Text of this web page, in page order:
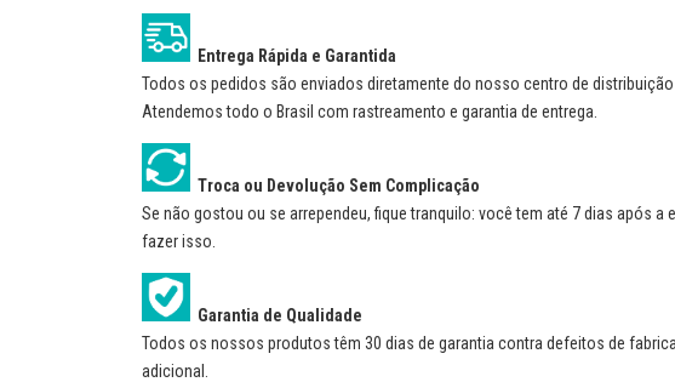
Entrega Rápida e Garantida
Todos os pedidos são enviados diretamente do nosso centro de
Atendemos todo o Brasil com rastreamento e garantia de entrega.
Troca ou Devolução Sem Complicação
Se não gostou ou se arrependeu, fique tranquilo: você tem até 7 dias após a
fazer isso.
Garantia de Qualidade
Todos os nossos produtos têm 30 dias de garantia contra defeitos de
adicional.